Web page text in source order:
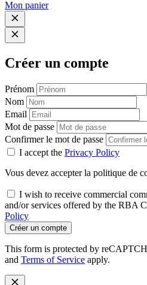
Mon panier
Créer un compte
Prénom
Nom
Email
Mot de passe
Confirmer le mot de passe
I accept the Privacy Policy
Vous devez accepter la politique de
I wish to receive commercial
and/or services offered by the RBA
Policy
Créer un compte
This form is protected by
and Terms of Service apply.